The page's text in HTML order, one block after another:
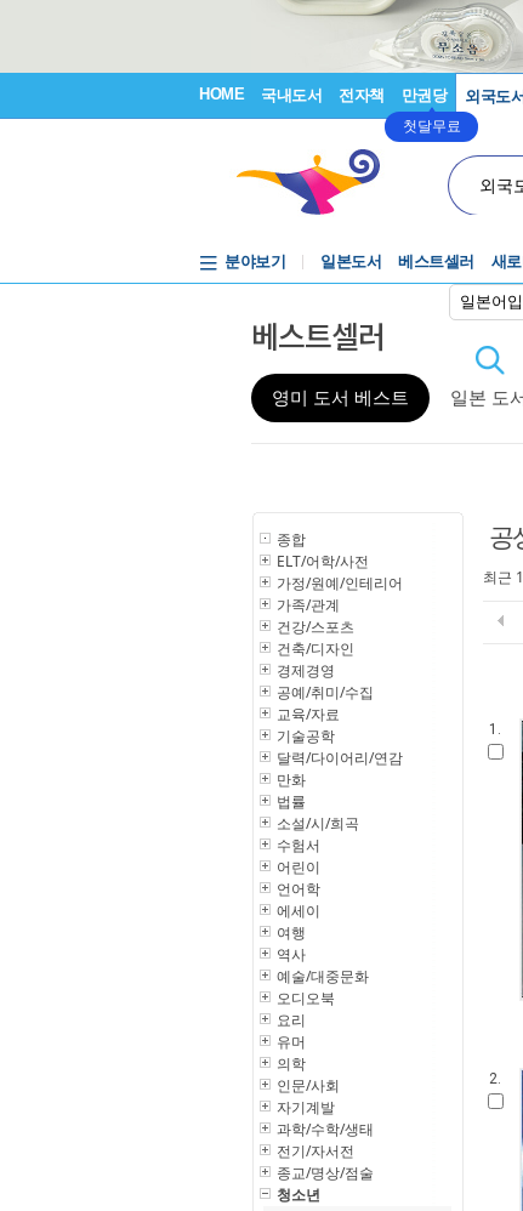
HOME 국내도서 전자책 만권당
첫달무료
외국도서
외국
일본어
분야보기 일본도서 베스트셀러 새
베스트셀러
영미 도서 베스트 일본 도
종합
ELT/어학/사전
가정/원예/인테리어
가족/관계
건강/스포츠
건축/디자인
경제경영
공예/취미/수집
교육/자료
기술공학
달력/다이어리/연감
만화
법률
소설/시/희곡
수험서
어린이
언어학
에세이
여행
역사
예술/대중문화
오디오북
요리
유머
의학
인문/사회
자기계발
과학/수학/생태
전기/자서전
종교/명상/점술
청소년
공
최근
1.
2.